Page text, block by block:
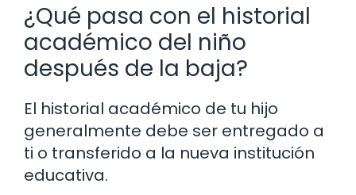
¿Qué pasa con el historial
académico del niño
después de la baja?
El historial académico de tu hijo
generalmente debe ser entregado a
ti o transferido a la nueva institución
educativa.